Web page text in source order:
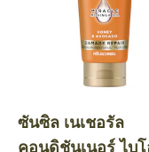
ซันซิล เนเชอรัล
คอนดิชันเนอร์ ไบ